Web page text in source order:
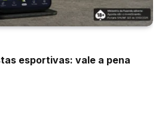
esportivas: vale a pena